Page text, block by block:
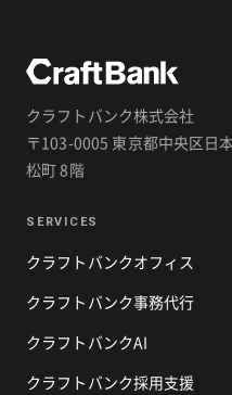
クラフトバンク株式会社
〒103-0005 東京都中央区日
松町 8階
SERVICES
クラフトバンクオフィス
クラフトバンク事務代行
クラフトバンクAI
クラフトバンク採用支援